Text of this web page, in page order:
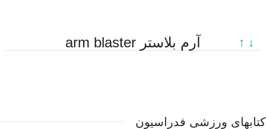
آرم بلاستر arm blaster ↓ ↑
کتابهای ورزشی فدراسیون